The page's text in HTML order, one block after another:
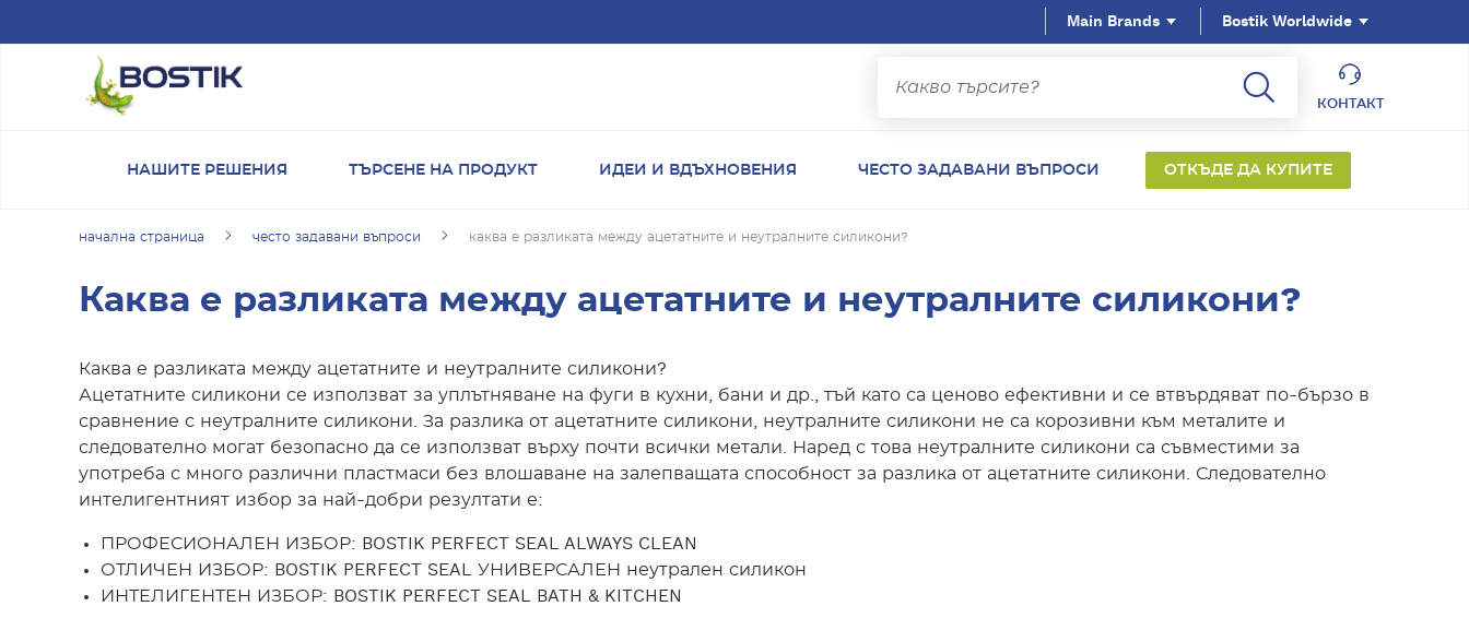
КОНТАКТ
Bostik Worldwide
НАШИТЕ РЕШЕНИЯ ТЪРСЕНЕ НА ПРОДУКТ ИДЕИ И ВДЪХНОВЕНИЯ ЧЕСТО ЗАДАВАНИ ВЪПРОСИ ОТКЪДЕ ДА КУПИТЕ
Main Brands
начална страница често задавани въпроси каква е разликата между ацетатните и неутралните силикони?
Каква е разликата между ацетатните и неутралните силикони?
Каква е разликата между ацетатните и неутралните силикони?
Ацетатните силикони се използват за уплътняване на фуги в кухни, бани и др., тъй като са ценово ефективни и се втвърдяват по-бързо в
сравнение с неутралните силикони. За разлика от ацетатните силикони, неутралните силикони не са корозивни към металите и
следователно могат безопасно да се използват върху почти всички метали. Наред с това неутралните силикони са съвместими за
употреба с много различни пластмаси без влошаване на залепващата способност за разлика от ацетатните силикони. Следователно
интелигентният избор за най-добри резултати е:
ПРОФЕСИОНАЛЕН ИЗБОР: BOSTIK PERFECT SEAL ALWAYS CLEAN
ОТЛИЧЕН ИЗБОР: BOSTIK PERFECT SEAL УНИВЕРСАЛЕН неутрален силикон
ИНТЕЛИГЕНТЕН ИЗБОР: BOSTIK PERFECT SEAL BATH & KITCHEN